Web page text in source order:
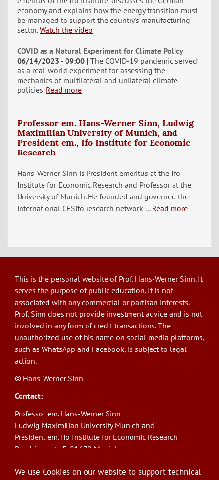
economy and explains how the energy transition must
be managed to support the country's manufacturing
sector. Watch the video
COVID as a Natural Experiment for Climate Policy
06/14/2023 - 09:00 The COVID-19 pandemic served
as a real-world experiment for assessing the
mechanics of multilateral and unilateral climate
policies. Read more
Professor em. Hans-Werner Sinn, Ludwig
Maximilian University of Munich, and
President em., Ifo Institute for Economic
Research
Hans-Werner Sinn is President emeritus at the Ifo
Institute for Economic Research and Professor at the
University of Munich. He founded and governed the
international CESifo research network ... Read more
This is the personal website of Prof. Hans-Werner Sinn. It
serves the purpose of public education. It is not
associated with any commercial or partisan interests.
Prof. Sinn does not provide investment advice and is not
involved in any form of credit transactions. The
unauthorized use of his name on social media platforms,
such as WhatsApp and Facebook, is subject to legal
action.
© Hans-Werner Sinn
Contact:
Professor em. Hans-Werner Sinn
Ludwig Maximilian University Munich and
President em. Ifo Institute for Economic Research
Poschingerstr. 5, 81679 Munich
E-Mail: sinn@ifo.de
We use Cookies on our website to support technical